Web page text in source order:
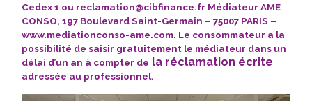
Cedex 1 ou reclamation@cibfinance.fr Médiateur AME
CONSO, 197 Boulevard Saint-Germain – 75007 PARIS –
www.mediationconso-ame.com. Le consommateur a la
possibilité de saisir gratuitement le médiateur dans un
délai d’un an à compter de la réclamation écrite
adressée au professionnel.